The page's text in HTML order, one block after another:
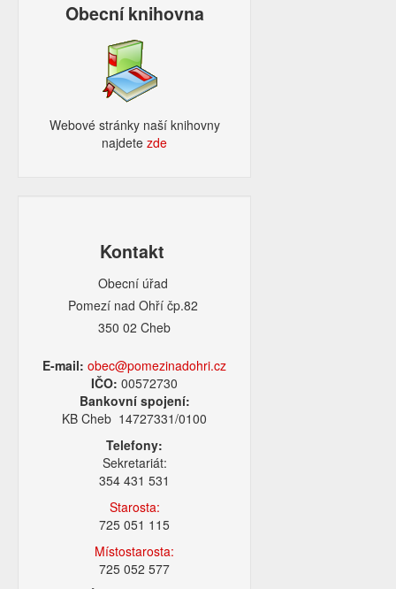
Obecní knihovna
Webové stránky naší knihovny
najdetezde​
Kontakt
Obecní úřad
Pomezí nad Ohří čp.82
350 02 Cheb
E-mail: obec@pomezinadohri.cz
IČO:00572730
Bankovní spojení:
KB Cheb 14727331/0100
Telefony:
Sekretariát:
354 431 531
Starosta:
725 051 115
Místostarosta:
725 052 577